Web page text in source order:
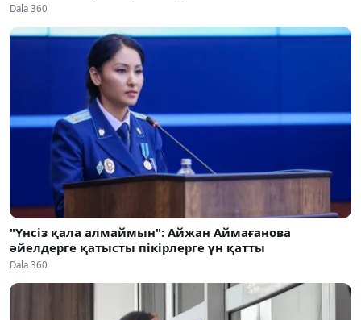
Dala 360
"Үнсіз қала алмаймын": Айжан Аймағанова
әйелдерге қатысты пікірлерге үн қатты
Dala 360